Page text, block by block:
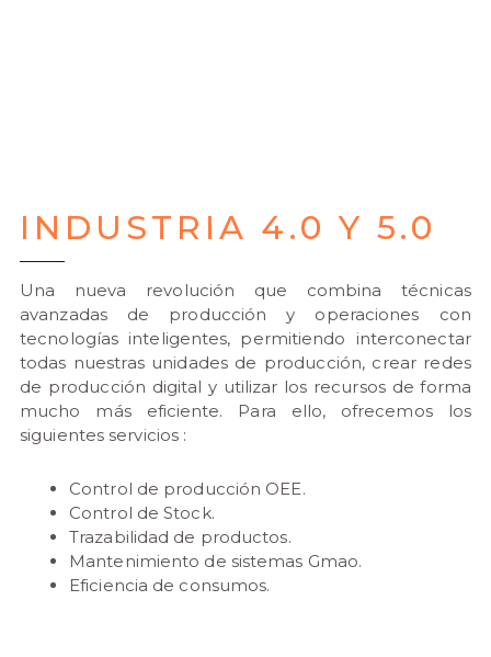
INDUSTRIA 4.0 Y 5.0
Una nueva revolución que combina técnicas
avanzadas de producción y operaciones con
tecnologías inteligentes, permitiendo interconectar
todas nuestras unidades de producción, crear redes
de producción digital y utilizar los recursos de forma
mucho más eficiente. Para ello, ofrecemos los
siguientes servicios :
Control de producción OEE.
Control de Stock.
Trazabilidad de productos.
Mantenimiento de sistemas Gmao.
Eficiencia de consumos.